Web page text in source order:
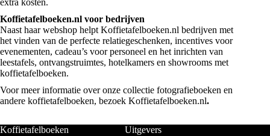
extra kosten.
Koffietafelboeken.nl voor bedrijven
Naast haar webshop helpt Koffietafelboeken.nl bedrijven met
het vinden van de perfecte relatiegeschenken, incentives voor
evenementen, cadeau’s voor personeel en het inrichten van
leestafels, ontvangstruimtes, hotelkamers en showrooms met
koffietafelboeken.
Voor meer informatie over onze collectie fotografieboeken en
andere koffietafelboeken, bezoek Koffietafelboeken.nl.
Koffietafelboeken
Uitgevers